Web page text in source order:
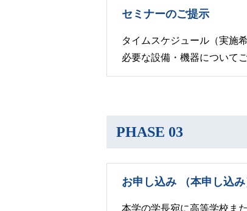
セミナーのご提示
タイムスケジュール（実施
必要な設備・機器について
PHASE 03
お申し込み （本申し込み
本学の学長宛に高等学校ま